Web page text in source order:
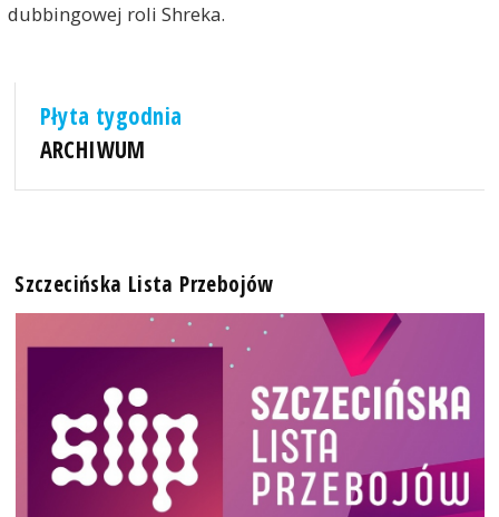
dubbingowej roli Shreka.
Płyta tygodnia
ARCHIWUM
Szczecińska Lista Przebojów